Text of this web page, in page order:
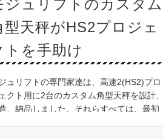
ジュリフトのカスタム
型天秤がHS2プロジェ
トを手助け
ュリフトの専門家達は、高速2(HS2)プロ
クト用に2台のカスタム角型天秤を設計、
、納品しました。それらすべては、最初